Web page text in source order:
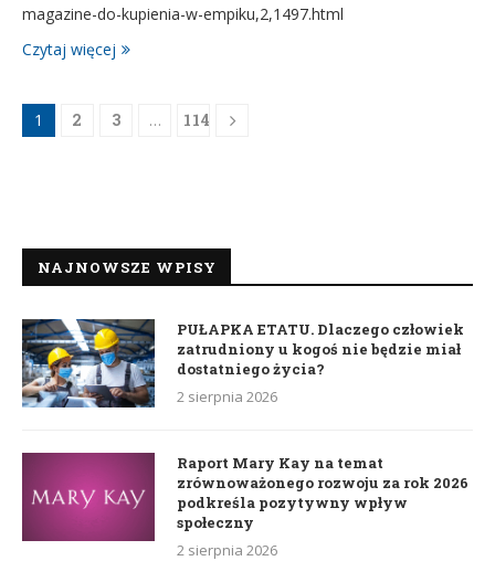
magazine-do-kupienia-w-empiku,2,1497.html
Czytaj więcej
1 2 3 … 114
NAJNOWSZE WPISY
PUŁAPKA ETATU. Dlaczego człowiek
zatrudniony u kogoś nie będzie miał
dostatniego życia?
2 sierpnia 2026
Raport Mary Kay na temat
zrównoważonego rozwoju za rok 2026
podkreśla pozytywny wpływ
społeczny
2 sierpnia 2026